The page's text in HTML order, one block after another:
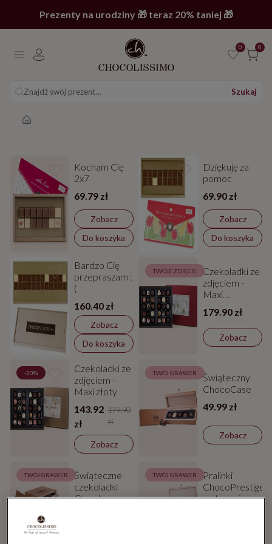
Prezenty na urodziny 🎁 teraz 20% taniej 🎁
0 0
Znajdź swój prezent... Szukaj
Kocham Cię
2x7
69.79 zł
Zobacz
Do koszyka
Dziękuję za
pomoc
69.90 zł
Zobacz
Do koszyka
Bardzo Cię
przepraszam :
(
160.40 zł
Zobacz
Do koszyka
TWOJE ZDJĘCIE
Czekoladki ze
zdjęciem -
Maxi
czerwony
179.90 zł
Zobacz
-20%
Czekoladki ze
zdjęciem -
Maxi złoty
143.92
zł
179.90
zł
Zobacz
TWÓJ GRAWER
Świąteczny
ChocoCase
49.99 zł
Zobacz
TWÓJ GRAWER
Świąteczne
czekoladki
Grande
TWÓJ GRAWER
Pralinki
ChocoPrestige
w drewnianej